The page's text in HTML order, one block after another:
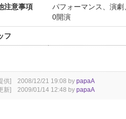
注意事項
パフォーマンス、演
0開演
フ
供] 2008/12/21 19:08 by papaA
新] 2009/01/14 12:48 by papaA